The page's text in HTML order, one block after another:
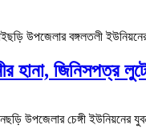
উপজেলার বঙ্গলতলী
হানা, জিনিসপত্র
উপজেলার চেঙ্গী ইউনিয়নের